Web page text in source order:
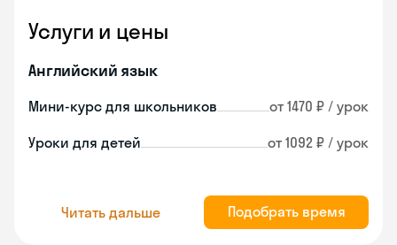
Услуги и цены
Английский язык
Мини-курс для школьников от 1470 ₽ / урок
Уроки для детей от 1092 ₽ / урок
Читать дальше Подобрать время